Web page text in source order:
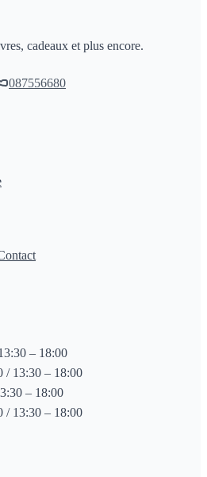
cadeaux et plus encore.
087556680
– 18:00
/ 13:30 – 18:00
– 18:00
/ 13:30 – 18:00